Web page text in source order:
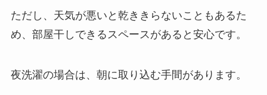
ただし、天気が悪いと乾ききらないこともあるた
め、部屋干しできるスペースがあると安心です。
夜洗濯の場合は、朝に取り込む手間があります。